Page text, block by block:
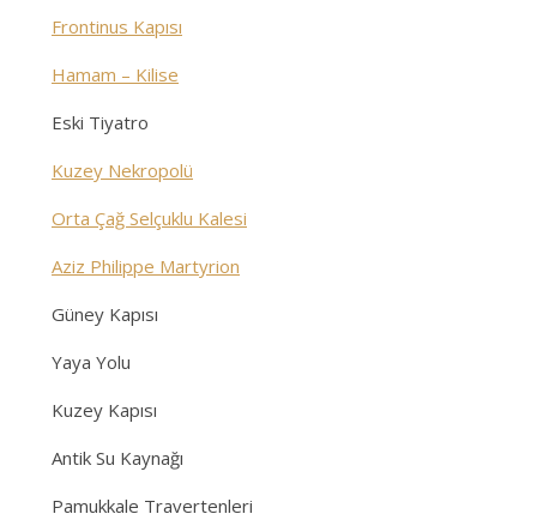
Frontinus Kapısı
Hamam – Kilise
Eski Tiyatro
Kuzey Nekropolü
Orta Çağ Selçuklu Kalesi
Aziz Philippe Martyrion
Güney Kapısı
Yaya Yolu
Kuzey Kapısı
Antik Su Kaynağı
Pamukkale Travertenleri